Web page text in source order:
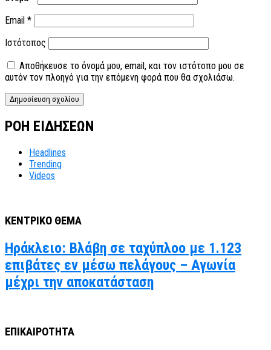
Email *
Ιστότοπος
Αποθήκευσε το όνομά μου, email, και τον ιστότοπο μου σε
αυτόν τον πλοηγό για την επόμενη φορά που θα σχολιάσω.
ΡΟΗ ΕΙΔΗΣΕΩΝ
Headlines
Trending
Videos
ΚΕΝΤΡΙΚΟ ΘΕΜΑ
Ηράκλειο: Βλάβη σε ταχύπλοο με 1.123
επιβάτες εν μέσω πελάγους – Αγωνία
μέχρι την αποκατάσταση
ΕΠΙΚΑΙΡΟΤΗΤΑ